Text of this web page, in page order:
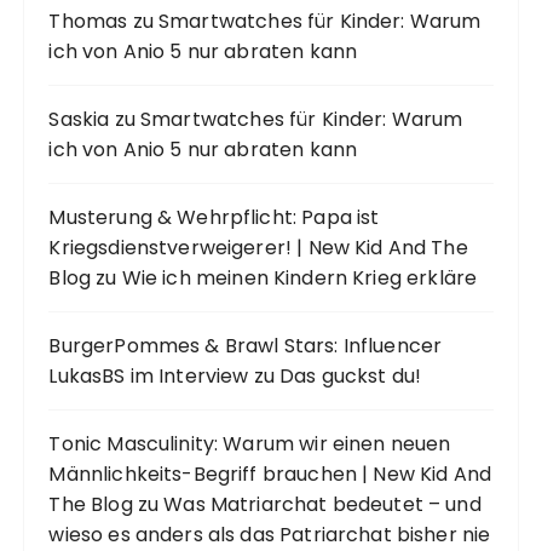
Thomas zuSmartwatches für Kinder: Warum
ich von Anio 5 nur abraten kann
Saskia zuSmartwatches für Kinder: Warum
ich von Anio 5 nur abraten kann
Musterung & Wehrpflicht: Papa ist
Kriegsdienstverweigerer! | New Kid And The
Blog zu Wie ich meinen Kindern Krieg erkläre
BurgerPommes & Brawl Stars: Influencer
LukasBS im Interview zu Das guckst du!
Tonic Masculinity: Warum wir einen neuen
Männlichkeits-Begriff brauchen | New Kid And
The BlogzuWas Matriarchat bedeutet – und
wieso es anders als das Patriarchat bisher nie